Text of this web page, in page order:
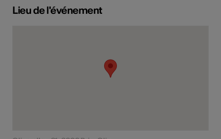
Lieu de l'événement